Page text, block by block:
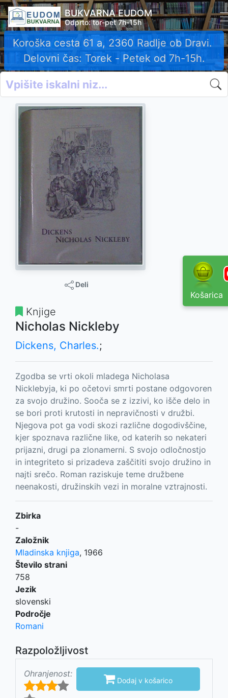
BUKVARNA EUDOM
Odprto: tor-pet 7h-15h
Koroška cesta 61 a, 2360 Radlje ob Dravi.
Delovni čas: Torek - Petek od 7h-15h.
Košarica
Deli
Knjige
Nicholas Nickleby
Dickens, Charles.;
Zgodba se vrti okoli mladega Nicholasa
Nicklebyja, ki po očetovi smrti postane odgovoren
za svojo družino. Sooča se z izzivi, ko išče delo in
se bori proti krutosti in nepravičnosti v družbi.
Njegova pot ga vodi skozi različne dogodivščine,
kjer spoznava različne like, od katerih so nekateri
prijazni, drugi pa zlonamerni. S svojo odločnostjo
in integriteto si prizadeva zaščititi svojo družino in
najti srečo. Roman raziskuje teme družbene
neenakosti, družinskih vezi in moralne vztrajnosti.
Zbirka
-
Založnik
Mladinska knjiga, 1966
Število strani
758
Jezik
slovenski
Področje
Romani
Razpoložljivost
Ohranjenost:  Dodaj v košarico